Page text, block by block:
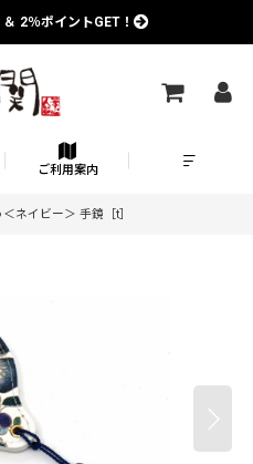
＆ 2％ポイントGET！
ご利用案内
ネイビー＞ 手鏡［t］